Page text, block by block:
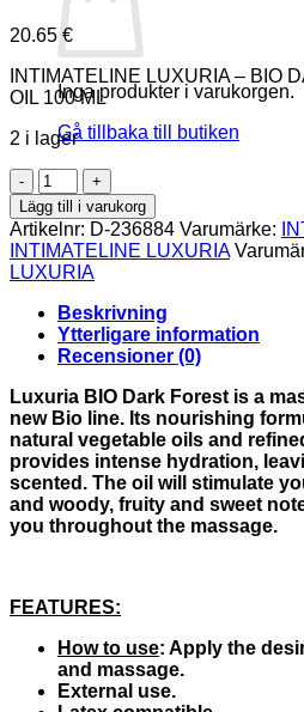
Inga produkter i varukorgen.
Gå tillbaka till butiken
20.65 €
INTIMATELINE LUXURIA – BIO
OIL 100 ML
2 i lager
INTIMATELINE
LUXURIA
-
BIO
DARK
FOREST
MASSAGE
OIL
100
ML
mängd
Lägg till i varukorg
Artikelnr: D-236884 Varumärke:
INTIMATELINE LUXURIA
LUXURIA
Beskrivning
Ytterligare information
Recensioner (0)
Luxuria BIO Dark Forest is a
new Bio line. Its nourishing
natural vegetable oils and
provides intense hydration,
scented. The oil will stimulate
and woody, fruity and sweet
you throughout the massage.
FEATURES:
How to use: Apply the
and massage.
External use.